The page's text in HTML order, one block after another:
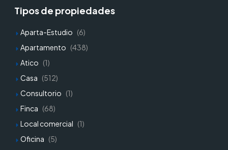
Tipos de propiedades
Aparta-Estudio (6)
Apartamento (438)
Atico (1)
Casa (512)
Consultorio (1)
Finca (68)
Local comercial (1)
Oficina (5)